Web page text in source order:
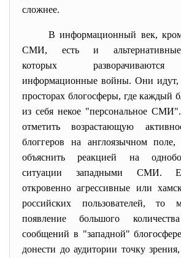
сложнее.
В информационный век,
СМИ, есть и
которых
информационные войны. Они идут,
просторах блогосферы, где каждый
из себя некое "персональное
отметить возрастающую
блоггеров на англоязычном
объяснить реакцией на
ситуации западными СМИ.
откровенно агрессивные или
российских пользователей, то
появление большого
сообщений в "западной"
донести до аудитории точку